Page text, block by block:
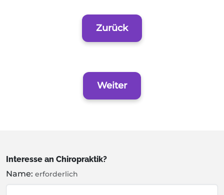
Zurück
Weiter
Interesse an Chiropraktik?
Name: erforderlich